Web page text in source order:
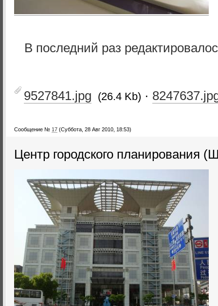
В последний раз
9527841.jpg (26.4 Kb) ·
Сообщение № 17 (Суббота, 28 Авг 2010, 18:53)
Центр городского планирования